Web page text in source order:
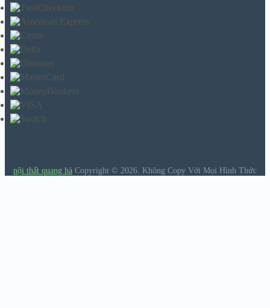
nội thất quang hàCopyright © 2026. Không Copy Với Mọi Hình Thức